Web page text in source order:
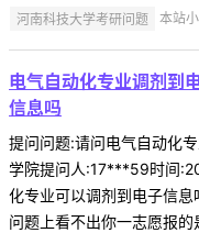
河南科技大学考研问题 本站
电气自动化专业调剂到
信息吗
提问问题:请问电气自动化
学院提问人:17***59时间
化专业可以调剂到电子信
问题上看不出你一志愿报